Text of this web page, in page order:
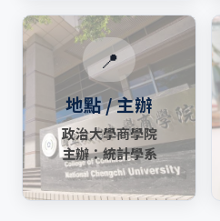
📍
地點 / 主辦
政治大學商學院
主辦：統計學系